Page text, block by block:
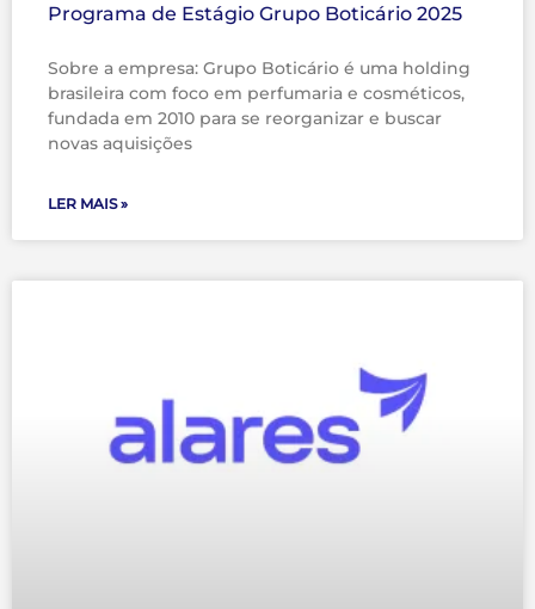
Programa de Estágio Grupo Boticário 2025
Sobre a empresa: Grupo Boticário é uma holding
brasileira com foco em perfumaria e cosméticos,
fundada em 2010 para se reorganizar e buscar
novas aquisições
LER MAIS »